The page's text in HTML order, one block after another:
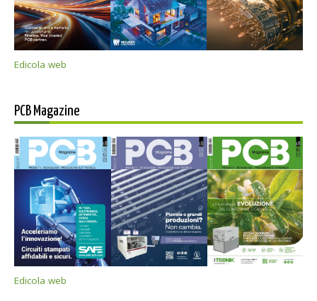
Edicola web
PCB Magazine
Edicola web